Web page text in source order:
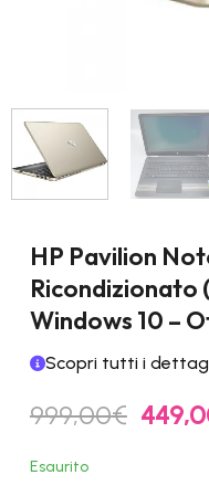
HP Pavilion
Ricondizionato
Windows 10 –
Scopri tutti i
999,00€ Il
prezzo
Esaurito